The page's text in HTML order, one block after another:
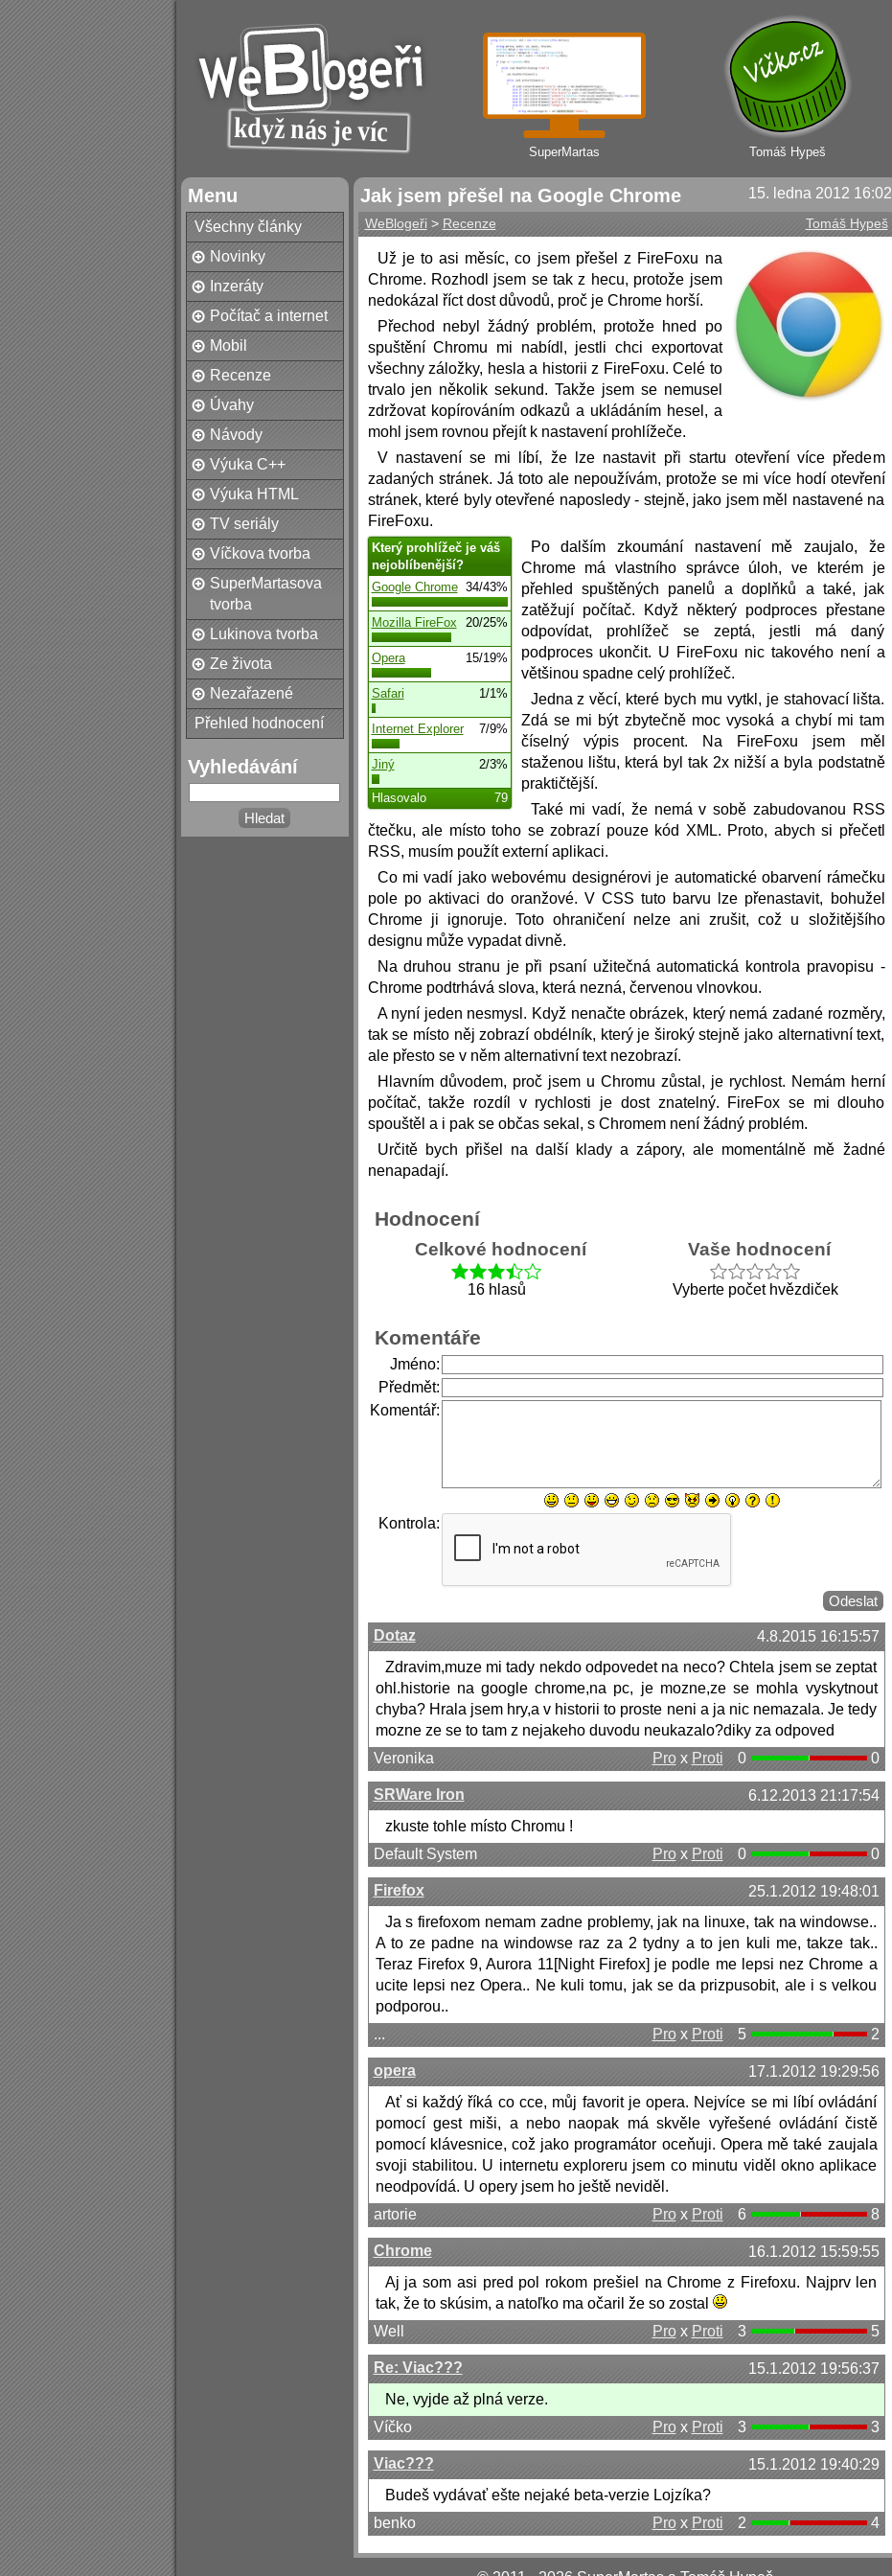
Tomáš Hypeš
SuperMartas
Menu
Všechny články
Novinky
Inzeráty
Počítač a internet
Mobil
Recenze
Úvahy
Návody
Výuka C++
Výuka HTML
TV seriály
Víčkova tvorba
SuperMartasova
tvorba
Lukinova tvorba
Ze života
Nezařazené
Přehled hodnocení
Vyhledávání
15. ledna 2012 16:02
Jak jsem přešel na Google Chrome
Tomáš Hypeš
WeBlogeři > Recenze
Už je to asi měsíc, co jsem přešel z FireFoxu na
Chrome. Rozhodl jsem se tak z hecu, protože jsem
nedokázal říct dost důvodů, proč je Chrome horší.
Přechod nebyl žádný problém, protože hned po
spuštění Chromu mi nabídl, jestli chci exportovat
všechny záložky, hesla a historii z FireFoxu. Celé to
trvalo jen několik sekund. Takže jsem se nemusel
zdržovat kopírováním odkazů a ukládáním hesel, a
mohl jsem rovnou přejít k nastavení prohlížeče.
V nastavení se mi líbí, že lze nastavit při startu otevření více předem
zadaných stránek. Já toto ale nepoužívám, protože se mi více hodí otevření
stránek, které byly otevřené naposledy - stejně, jako jsem měl nastavené na
FireFoxu.
Který prohlížeč je váš
nejoblíbenější?
34/43%
Google Chrome
20/25%
Mozilla FireFox
15/19%
Opera
1/1%
Safari
7/9%
Internet Explorer
2/3%
Jiný
79
Hlasovalo
Po dalším zkoumání nastavení mě zaujalo, že
Chrome má vlastního správce úloh, ve kterém je
přehled spuštěných panelů a doplňků a také, jak
zatěžují počítač. Když některý podproces přestane
odpovídat, prohlížeč se zeptá, jestli má daný
podproces ukončit. U FireFoxu nic takového není a
většinou spadne celý prohlížeč.
Jedna z věcí, které bych mu vytkl, je stahovací lišta.
Zdá se mi být zbytečně moc vysoká a chybí mi tam
číselný výpis procent. Na FireFoxu jsem měl
staženou lištu, která byl tak 2x nižší a byla podstatně
praktičtější.
Také mi vadí, že nemá v sobě zabudovanou RSS
čtečku, ale místo toho se zobrazí pouze kód XML. Proto, abych si přečetl
RSS, musím použít externí aplikaci.
Co mi vadí jako webovému designérovi je automatické obarvení rámečku
pole po aktivaci do oranžové. V CSS tuto barvu lze přenastavit, bohužel
Chrome ji ignoruje. Toto ohraničení nelze ani zrušit, což u složitějšího
designu může vypadat divně.
Na druhou stranu je při psaní užitečná automatická kontrola pravopisu -
Chrome podtrhává slova, která nezná, červenou vlnovkou.
A nyní jeden nesmysl. Když nenačte obrázek, který nemá zadané rozměry,
tak se místo něj zobrazí obdélník, který je široký stejně jako alternativní text,
ale přesto se v něm alternativní text nezobrazí.
Hlavním důvodem, proč jsem u Chromu zůstal, je rychlost. Nemám herní
počítač, takže rozdíl v rychlosti je dost znatelný. FireFox se mi dlouho
spouštěl a i pak se občas sekal, s Chromem není žádný problém.
Určitě bych přišel na další klady a zápory, ale momentálně mě žadné
nenapadají.
Hodnocení
Celkové hodnocení
16 hlasů
Vaše hodnocení
Vyberte počet hvězdiček
Komentáře
Jméno:
Předmět:
Komentář:
Kontrola:
4.8.2015 16:15:57
Dotaz
Zdravim,muze mi tady nekdo odpovedet na neco? Chtela jsem se zeptat
ohl.historie na google chrome,na pc, je mozne,ze se mohla vyskytnout
chyba? Hrala jsem hry,a v historii to proste neni a ja nic nemazala. Je tedy
mozne ze se to tam z nejakeho duvodu neukazalo?diky za odpoved
Veronika
Prox Proti 0 0
6.12.2013 21:17:54
SRWare Iron
zkuste tohle místo Chromu !
Default System
Prox Proti 0 0
25.1.2012 19:48:01
Firefox
Ja s firefoxom nemam zadne problemy, jak na linuxe, tak na windowse..
A to ze padne na windowse raz za 2 tydny a to jen kuli me, takze tak..
Teraz Firefox 9, Aurora 11[Night Firefox] je podle me lepsi nez Chrome a
ucite lepsi nez Opera.. Ne kuli tomu, jak se da prizpusobit, ale i s velkou
podporou..
...
Prox Proti 5 2
17.1.2012 19:29:56
opera
Ať si každý říká co cce, můj favorit je opera. Nejvíce se mi líbí ovládání
pomocí gest miši, a nebo naopak má skvěle vyřešené ovládání čistě
pomocí klávesnice, což jako programátor oceňuji. Opera mě také zaujala
svoji stabilitou. U internetu exploreru jsem co minutu viděl okno aplikace
neodpovídá. U opery jsem ho ještě neviděl.
artorie
Prox Proti 6 8
16.1.2012 15:59:55
Chrome
Aj ja som asi pred pol rokom prešiel na Chrome z Firefoxu. Najprv len
tak, že to skúsim, a natoľko ma očaril že so zostal
Well
Prox Proti 3 5
15.1.2012 19:56:37
Re: Viac???
Ne, vyjde až plná verze.
Víčko
Prox Proti 3 3
15.1.2012 19:40:29
Viac???
Budeš vydávať ešte nejaké beta-verzie Lojzíka?
benko
Prox Proti 2 4